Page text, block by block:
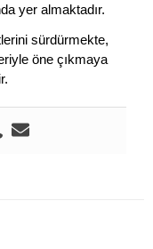
yer almaktadır.
sürdürmekte,
öne çıkmaya